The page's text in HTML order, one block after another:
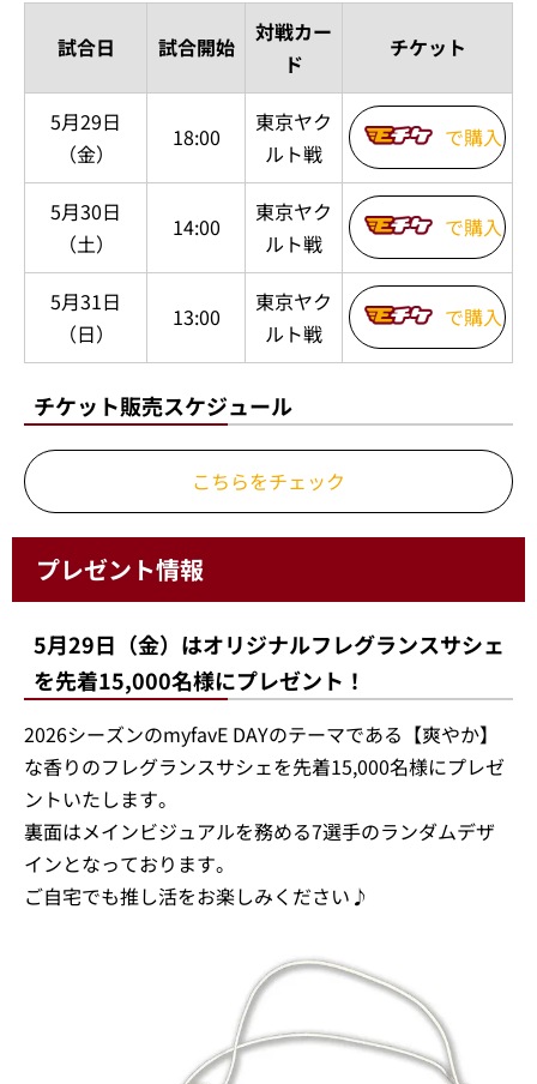
試合日 試合開始
対戦カー
ド
チケット
5月29日
（金）
18:00
東京ヤク
ルト戦
で購入
5月30日
（土）
14:00
東京ヤク
ルト戦
で購入
5月31日
（日）
13:00
東京ヤク
ルト戦
で購入
チケット販売スケジュール
こちらをチェック
プレゼント情報
5月29日（金）はオリジナルフレグランスサシェ
を先着15,000名様にプレゼント！
2026シーズンのmyfavE DAYのテーマである【爽やか】
な香りのフレグランスサシェを先着15,000名様にプレゼ
ントいたします。
裏面はメインビジュアルを務める7選手のランダムデザ
インとなっております。
ご自宅でも推し活をお楽しみください♪